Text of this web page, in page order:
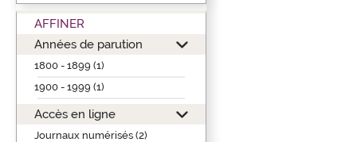
AFFINER
Années de parution
1800 - 1899 (1)
1900 - 1999 (1)
Accès en ligne
Journaux numérisés (2)